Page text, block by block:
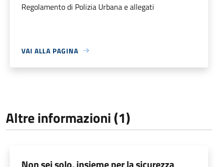
Regolamento di Polizia Urbana e allegati
VAI ALLA PAGINA
Altre informazioni (1)